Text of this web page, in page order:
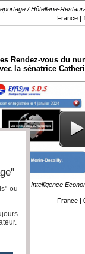
/ Hôtellerie-
France |
Rendez-vous du
la sénatrice
/ Intelligence
France |
ou